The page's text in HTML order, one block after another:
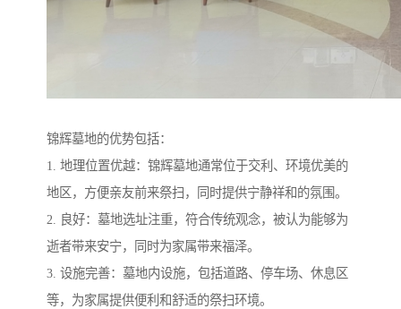
锦辉墓地的优势包括：
1. 地理位置优越：锦辉墓地通常位于交利、环境优美的
地区，方便亲友前来祭扫，同时提供宁静祥和的氛围。
2. 良好：墓地选址注重，符合传统观念，被认为能够为
逝者带来安宁，同时为家属带来福泽。
3. 设施完善：墓地内设施，包括道路、停车场、休息区
等，为家属提供便利和舒适的祭扫环境。